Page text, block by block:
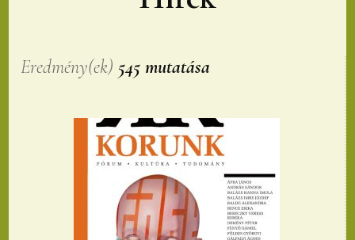
Eredmény(ek) 545 mutatása